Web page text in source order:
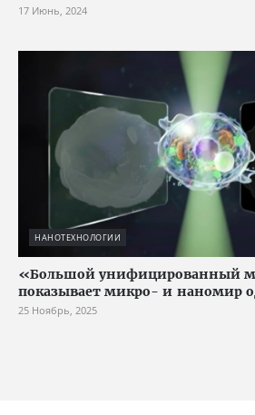
17 Июнь, 2024
НАНОТЕХНОЛОГИИ
«Большой унифицированный
показывает микро- и наномир
25 Ноябрь, 2025